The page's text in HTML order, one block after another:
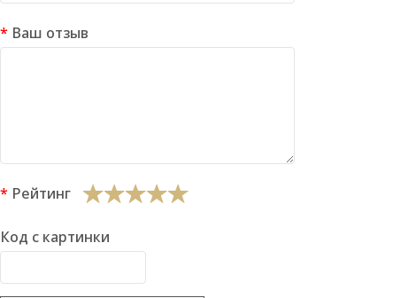
Ваш отзыв
Рейтинг
Код с картинки